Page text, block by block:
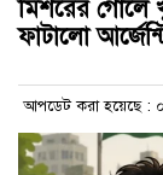
মিশরের গোলে
ফাটালো
আপডেট করা হয়েছে :